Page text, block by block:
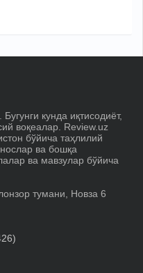
кунда иқтисодиёт,
воқеалар. Review.uz
бўйича таҳлилий
ва бошқа
ва мавзулар бўйича
тумани, Новза 6